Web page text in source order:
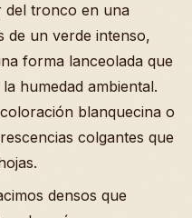
del tronco en una
de un verde intenso,
forma lanceolada que
humedad ambiental.
blanquecina o
colgantes que
densos que